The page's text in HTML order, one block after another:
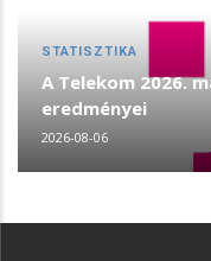
STATISZTIKA
A Telekom 2026.
eredményei
2026-08-06